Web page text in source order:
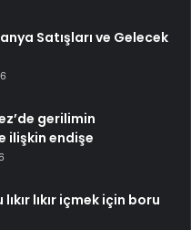
Satışları ve Gelecek
gerilimin
ilişkin endişe
lıkır içmek için boru